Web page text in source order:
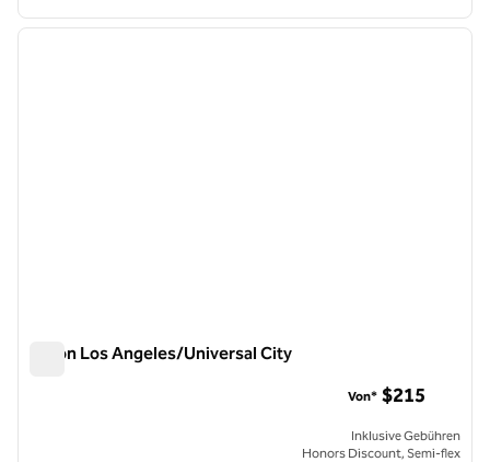
1 von 11
Hilton Los Angeles/Universal City
Von* $215
Inklusive Gebühren
Honors Discount, Semi-flex